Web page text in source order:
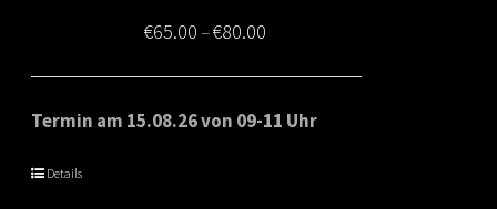
€65.00–€80.00
range:
€65.00
Termin am 15.08.26 von 09-11 Uhr
Details